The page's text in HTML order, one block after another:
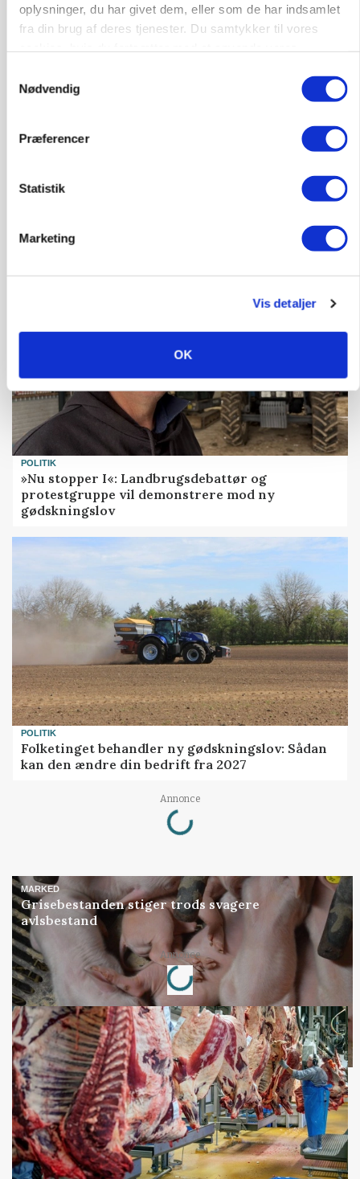
oplysninger, du har givet dem, eller som de har indsamlet
fra din brug af deres tjenester. Du samtykker til vores
Nødvendig
Præferencer
Statistik
Marketing
Vis detaljer
OK
marked for biokul
POLITIK
»Nu stopper I«: Landbrugsdebattør og
protestgruppe vil demonstrere mod ny
gødskningslov
POLITIK
Folketinget behandler ny gødskningslov: Sådan
kan den ændre din bedrift fra 2027
Annonce
Loading...
MARKED
Grisebestanden stiger trods svagere
avlsbestand
Annonce
Loading...